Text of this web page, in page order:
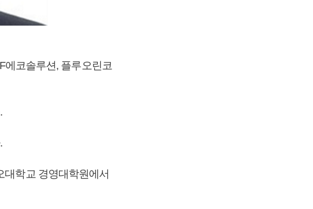
에코솔루션, 플루오린코
학교 경영대학원에서